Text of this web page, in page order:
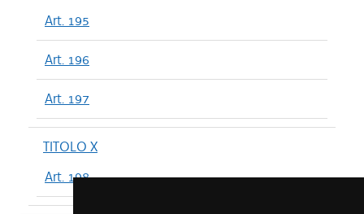
Art. 195
Art. 196
Art. 197
TITOLO X
Art. 198